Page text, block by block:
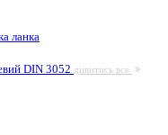
ланка
DIN 3052 дивитись все